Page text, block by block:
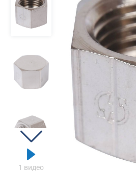
1 видео